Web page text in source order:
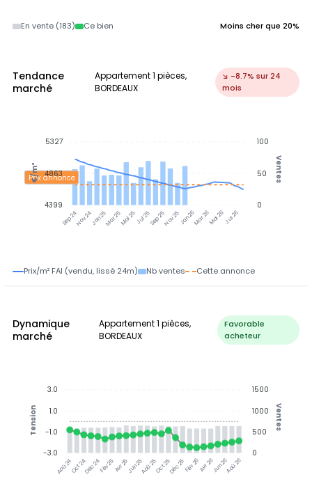
En vente (183) Ce bien Moins cher que 20%
Tendance
marché
Appartement 1 pièces,
BORDEAUX
↘ -8.7% sur 24
mois
Sep 24Nov 24Jan 25Mar 25Mai 25Jul 25Sep 25Nov 25Jan 26Mar 26Mai 26Jul 26
Prix annonce
100
50
0
Ventes
5327
4863
4399
€/m²
Prix/m² FAI (vendu, lissé 24m) Nb ventes Cette annonce
Dynamique
marché
Appartement 1 pièces,
BORDEAUX
Favorable
acheteur
Aoû 24Oct 24Déc 24Fév 25Avr 25Jun 25Aoû 25Oct 25Déc 25Fév 26Avr 26Jun 26Aoû 26
1500
1000
500
0
Ventes
3.0
1.0
-1.0
-3.0
Tension